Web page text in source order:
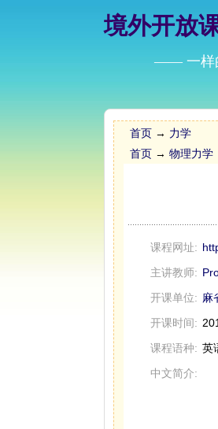
境外开放
—— 一样
首页 → 力学
首页 → 物理力学
课程网址:
主讲教师:
开课单位: 麻
开课时间:
课程语种: 英
中文简介: